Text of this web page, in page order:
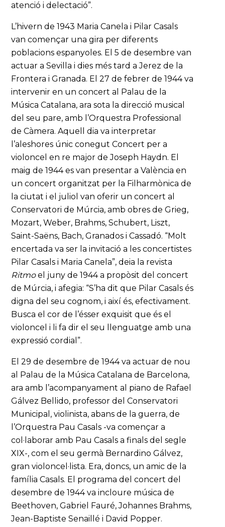
atenció i delectació”.
L’hivern de 1943 Maria Canela i Pilar Casals
van començar una gira per diferents
poblacions espanyoles. El 5 de desembre van
actuar a Sevilla i dies més tard a Jerez de la
Frontera i Granada. El 27 de febrer de 1944 va
intervenir en un concert al Palau de la
Música Catalana, ara sota la direcció musical
del seu pare, amb l’Orquestra Professional
de Càmera. Aquell dia va interpretar
l’aleshores únic conegut Concert per a
violoncel en re major de Joseph Haydn. El
maig de 1944 es van presentar a València en
un concert organitzat per la Filharmònica de
la ciutat i el juliol van oferir un concert al
Conservatori de Múrcia, amb obres de Grieg,
Mozart, Weber, Brahms, Schubert, Liszt,
Saint-Saëns, Bach, Granados i Cassadó. “Molt
encertada va ser la invitació a les concertistes
Pilar Casals i Maria Canela”, deia la revista
Ritmoel juny de 1944 a propòsit del concert
de Múrcia, i afegia: “S’ha dit que Pilar Casals és
digna del seu cognom, i així és, efectivament.
Busca el cor de l’ésser exquisit que és el
violoncel i li fa dir el seu llenguatge amb una
expressió cordial”.
El 29 de desembre de 1944 va actuar de nou
al Palau de la Música Catalana de Barcelona,
ara amb l’acompanyament al piano de Rafael
Gálvez Bellido, professor del Conservatori
Municipal, violinista, abans de la guerra, de
l’Orquestra Pau Casals -va començar a
col·laborar amb Pau Casals a finals del segle
XIX-, com el seu germà Bernardino Gálvez,
gran violoncel·lista. Era, doncs, un amic de la
família Casals. El programa del concert del
desembre de 1944 va incloure música de
Beethoven, Gabriel Fauré, Johannes Brahms,
Jean-Baptiste Senaillé i David Popper.